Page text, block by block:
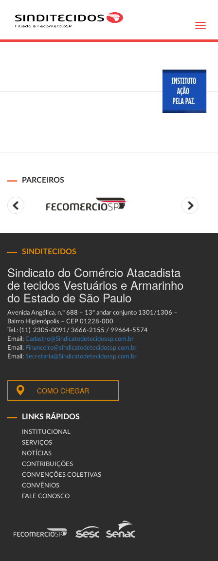
PARCEIROS
SINDITECIDOS
Sindicato do Comércio Atacadista
de tecidos Vestuários e Armarinho
do Estado de São Paulo
Avenida Angélica, n.º 688 – 13º andar conjunto 1301/1306 –
Bairro Higienópolis – CEP 01228-000
Tel.: (11) 2305-0091/ 3666-2155 / 99664-5574
Email: Cadastro@Sindicatodetecidossp.com.br
Email: Financeiro@sindicatodetecidossp.com.br
Email: Secretaria@Sindicatodetecidossp.com.br
COMO CHEGAR
LINKS RÁPIDOS
INSTITUCIONAL
SERVIÇOS
NOTÍCIAS
CONTRIBUIÇÕES
CONVENÇÕES COLETIVAS
CONVÊNIOS
FALE CONOSCO